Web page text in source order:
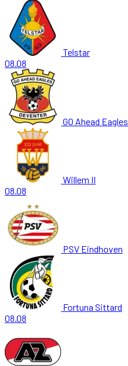
Telstar
08.08
GO Ahead Eagles
Willem II
08.08
PSV Eindhoven
Fortuna Sittard
08.08